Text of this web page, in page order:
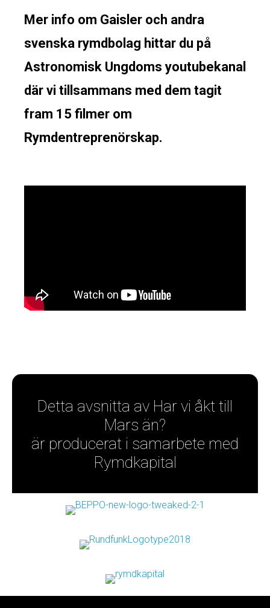
Mer info om Gaisler och andra
svenska rymdbolag hittar du på
Astronomisk Ungdoms youtubekanal
där vi tillsammans med dem tagit
fram 15 filmer om
Rymdentreprenörskap.
Detta avsnitta av Har vi åkt till
Mars än?
är producerat i samarbete med
Rymdkapital